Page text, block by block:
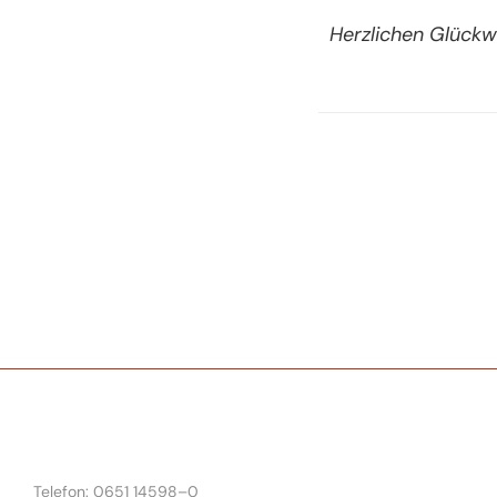
Herzlichen
Telefon: 0651 14598–0